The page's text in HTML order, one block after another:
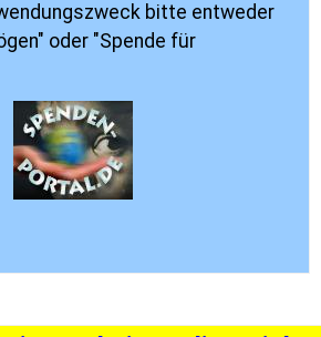
bitte entweder
oder "Spende für